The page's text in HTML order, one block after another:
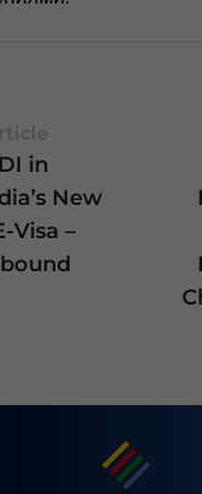
in
New
Visa –